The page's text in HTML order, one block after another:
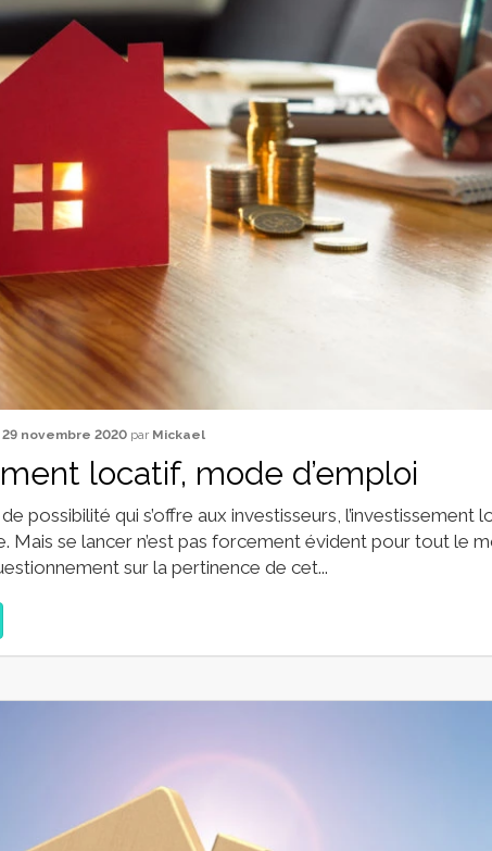
novembre 2020 par Mickael
locatif, mode d’emploi
possibilité qui s’offre aux investisseurs, l’investissement
Mais se lancer n’est pas forcement évident pour tout le
sur la pertinence de cet...